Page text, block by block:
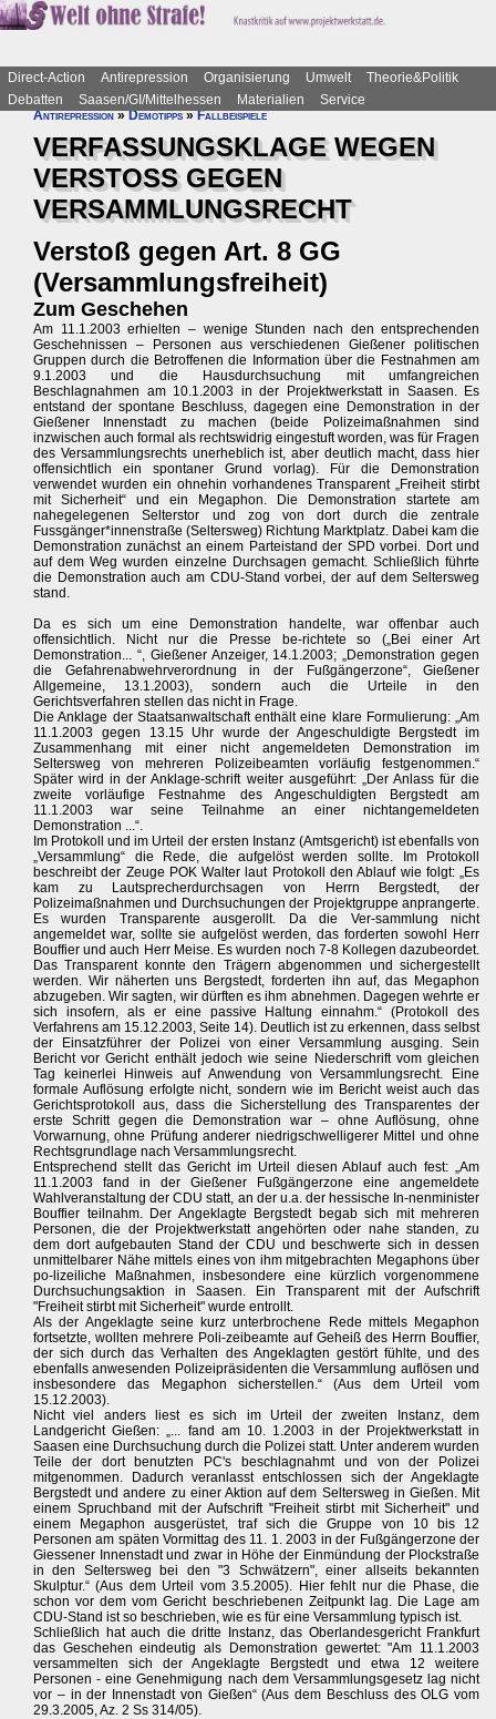
Direct-Action Antirepression Organisierung Umwelt
Theorie&Politik
Debatten
Saasen/GI/Mittelhessen Materialien
Service
Antirepression»Demotipps»Fallbeispiele
VERFASSUNGSKLAGE WEGEN
VERSTOSS GEGEN
VERSAMMLUNGSRECHT
Verstoß gegen Art. 8 GG
(Versammlungsfreiheit)
Zum Geschehen
Am 11.1.2003 erhielten – wenige Stunden nach den entsprechenden
Geschehnissen – Personen aus verschiedenen Gießener politischen
Gruppen durch die Betroffenen die Information über die Festnahmen am
9.1.2003 und die Hausdurchsuchung mit umfangreichen
Beschlagnahmen am 10.1.2003 in der Projektwerkstatt in Saasen. Es
entstand der spontane Beschluss, dagegen eine Demonstration in der
Gießener Innenstadt zu machen (beide Polizeimaßnahmen sind
inzwischen auch formal als rechtswidrig eingestuft worden, was für Fragen
des Versammlungsrechts unerheblich ist, aber deutlich macht, dass hier
offensichtlich ein spontaner Grund vorlag). Für die Demonstration
verwendet wurden ein ohnehin vorhandenes Transparent „Freiheit stirbt
mit Sicherheit“ und ein Megaphon. Die Demonstration startete am
nahegelegenen Selterstor und zog von dort durch die zentrale
Fussgänger*innenstraße (Seltersweg) Richtung Marktplatz. Dabei kam die
Demonstration zunächst an einem Parteistand der SPD vorbei. Dort und
auf dem Weg wurden einzelne Durchsagen gemacht. Schließlich führte
die Demonstration auch am CDU-Stand vorbei, der auf dem Seltersweg
stand.
Da es sich um eine Demonstration handelte, war offenbar auch
offensichtlich. Nicht nur die Presse be-richtete so („Bei einer Art
Demonstration... “, Gießener Anzeiger, 14.1.2003; „Demonstration gegen
die Gefahrenabwehrverordnung in der Fußgängerzone“, Gießener
Allgemeine, 13.1.2003), sondern auch die Urteile in den
Gerichtsverfahren stellen das nicht in Frage.
Die Anklage der Staatsanwaltschaft enthält eine klare Formulierung: „Am
11.1.2003 gegen 13.15 Uhr wurde der Angeschuldigte Bergstedt im
Zusammenhang mit einer nicht angemeldeten Demonstration im
Seltersweg von mehreren Polizeibeamten vorläufig festgenommen.“
Später wird in der Anklage-schrift weiter ausgeführt: „Der Anlass für die
zweite vorläufige Festnahme des Angeschuldigten Bergstedt am
11.1.2003 war seine Teilnahme an einer nichtangemeldeten
Demonstration ...“.
Im Protokoll und im Urteil der ersten Instanz (Amtsgericht) ist ebenfalls von
„Versammlung“ die Rede, die aufgelöst werden sollte. Im Protokoll
beschreibt der Zeuge POK Walter laut Protokoll den Ablauf wie folgt: „Es
kam zu Lautsprecherdurchsagen von Herrn Bergstedt, der
Polizeimaßnahmen und Durchsuchungen der Projektgruppe anprangerte.
Es wurden Transparente ausgerollt. Da die Ver-sammlung nicht
angemeldet war, sollte sie aufgelöst werden, das forderten sowohl Herr
Bouffier und auch Herr Meise. Es wurden noch 7-8 Kollegen dazubeordet.
Das Transparent konnte den Trägern abgenommen und sichergestellt
werden. Wir näherten uns Bergstedt, forderten ihn auf, das Megaphon
abzugeben. Wir sagten, wir dürften es ihm abnehmen. Dagegen wehrte er
sich insofern, als er eine passive Haltung einnahm.“ (Protokoll des
Verfahrens am 15.12.2003, Seite 14). Deutlich ist zu erkennen, dass selbst
der Einsatzführer der Polizei von einer Versammlung ausging. Sein
Bericht vor Gericht enthält jedoch wie seine Niederschrift vom gleichen
Tag keinerlei Hinweis auf Anwendung von Versammlungsrecht. Eine
formale Auflösung erfolgte nicht, sondern wie im Bericht weist auch das
Gerichtsprotokoll aus, dass die Sicherstellung des Transparentes der
erste Schritt gegen die Demonstration war – ohne Auflösung, ohne
Vorwarnung, ohne Prüfung anderer niedrigschwelligerer Mittel und ohne
Rechtsgrundlage nach Versammlungsrecht.
Entsprechend stellt das Gericht im Urteil diesen Ablauf auch fest: „Am
11.1.2003 fand in der Gießener Fußgängerzone eine angemeldete
Wahlveranstaltung der CDU statt, an der u.a. der hessische In-nenminister
Bouffier teilnahm. Der Angeklagte Bergstedt begab sich mit mehreren
Personen, die der Projektwerkstatt angehörten oder nahe standen, zu
dem dort aufgebauten Stand der CDU und beschwerte sich in dessen
unmittelbarer Nähe mittels eines von ihm mitgebrachten Megaphons über
po-lizeiliche Maßnahmen, insbesondere eine kürzlich vorgenommene
Durchsuchungsaktion in Saasen. Ein Transparent mit der Aufschrift
"Freiheit stirbt mit Sicherheit" wurde entrollt.
Als der Angeklagte seine kurz unterbrochene Rede mittels Megaphon
fortsetzte, wollten mehrere Poli-zeibeamte auf Geheiß des Herrn Bouffier,
der sich durch das Verhalten des Angeklagten gestört fühlte, und des
ebenfalls anwesenden Polizeipräsidenten die Versammlung auflösen und
insbesondere das Megaphon sicherstellen.“ (Aus dem Urteil vom
15.12.2003).
Nicht viel anders liest es sich im Urteil der zweiten Instanz, dem
Landgericht Gießen: „... fand am 10. 1.2003 in der Projektwerkstatt in
Saasen eine Durchsuchung durch die Polizei statt. Unter anderem wurden
Teile der dort benutzten PC's beschlagnahmt und von der Polizei
mitgenommen. Dadurch veranlasst entschlossen sich der Angeklagte
Bergstedt und andere zu einer Aktion auf dem Seltersweg in Gießen. Mit
einem Spruchband mit der Aufschrift "Freiheit stirbt mit Sicherheit" und
einem Megaphon ausgerüstet, traf sich die Gruppe von 10 bis 12
Personen am späten Vormittag des 11. 1. 2003 in der Fußgängerzone der
Giessener Innenstadt und zwar in Höhe der Einmündung der Plockstraße
in den Seltersweg bei den "3 Schwätzern", einer allseits bekannten
Skulptur.“ (Aus dem Urteil vom 3.5.2005). Hier fehlt nur die Phase, die
schon vor dem vom Gericht beschriebenen Zeitpunkt lag. Die Lage am
CDU-Stand ist so beschrieben, wie es für eine Versammlung typisch ist.
Schließlich hat auch die dritte Instanz, das Oberlandesgericht Frankfurt
das Geschehen eindeutig als Demonstration gewertet: "Am 11.1.2003
versammelten sich der Angeklagte Bergstedt und etwa 12 weitere
Personen - eine Genehmigung nach dem Versammlungsgesetz lag nicht
vor – in der Innenstadt von Gießen“ (Aus dem Beschluss des OLG vom
29.3.2005, Az. 2 Ss 314/05).